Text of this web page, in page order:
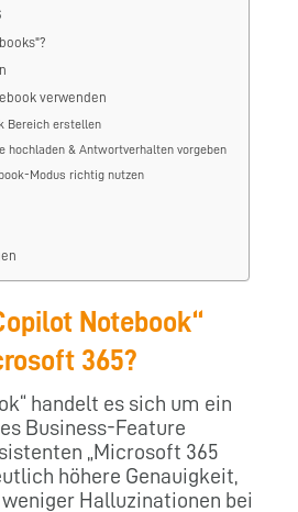
verwenden
Bereich erstellen
hochladen & Antwortverhalten vorgeben
Modus richtig nutzen
Notebook“
365?
handelt es sich um ein
Business-Feature
„Microsoft 365
höhere Genauigkeit,
Halluzinationen bei